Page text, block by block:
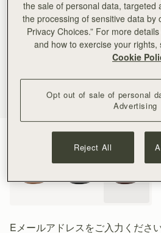
(3 色)
the sale of personal data, targeted
the processing of sensitive data by
Privacy Choices.” For more
and how to exercise your rights,
Cookie
Opt out of sale of personal
Advertising
Reject All